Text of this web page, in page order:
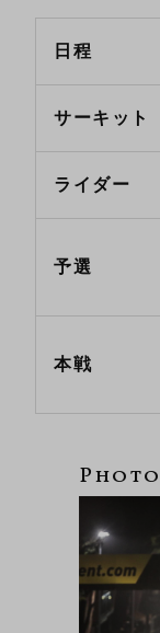
日程
サーキット
ライダー
予選
本戦